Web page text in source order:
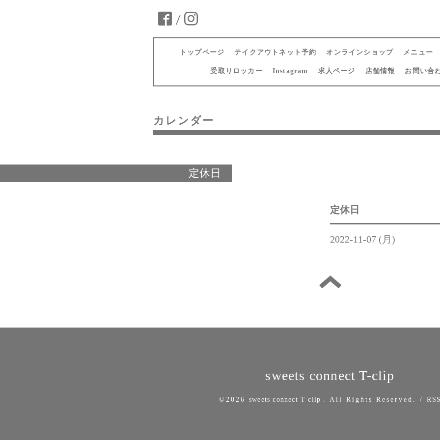
/
トップページ テイクアウトネット予約 オンラインショップ メニュー
受取りロッカー Instagram 求人ページ 店舗情報 お問い合
カレンダー
定休日
定休日
2022-11-07 (月)
sweets connect T-clip
©2026 sweets connect T-clip . All Rights Reserved. /